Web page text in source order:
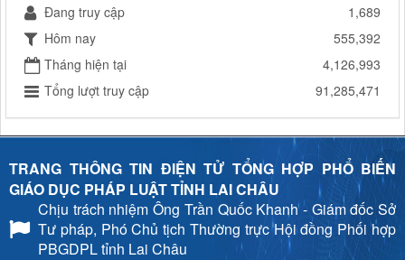
Đang truy cập
1,689
Hôm nay
555,392
Tháng hiện tại
4,126,993
Tổng lượt truy cập
91,285,471
TRANG THÔNG TIN ĐIỆN TỬ TỔNG HỢP PHỔ BIẾN
GIÁO DỤC PHÁP LUẬT TỈNH LAI CHÂU
Chịu trách nhiệmÔng Trần Quốc Khanh - Giám đốc Sở
Tư pháp, Phó Chủ tịch Thường trực Hội đồng Phối hợp
PBGDPL tỉnh Lai Châu